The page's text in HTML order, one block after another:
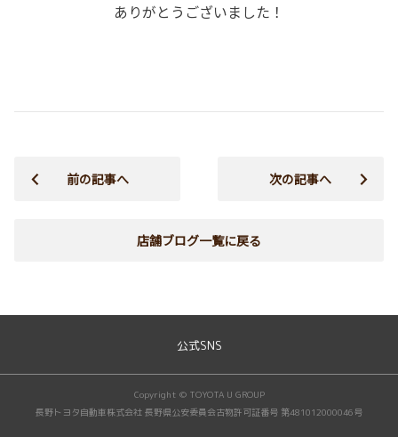
ありがとうございました！
前の記事へ
店舗ブログ一覧に戻る
次の記事へ
公式SNS
Copyright © TOYOTA U GROUP
長野トヨタ自動車株式会社 長野県公安委員会古物許可証番号 第481012000046号